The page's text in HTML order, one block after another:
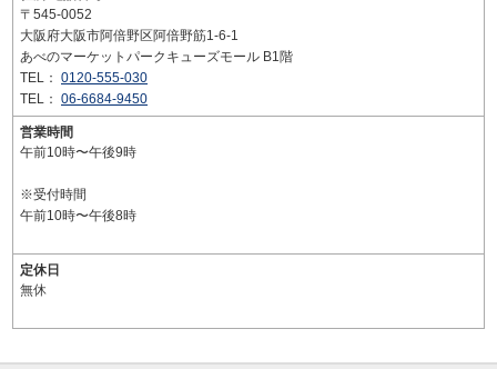
〒545-0052
大阪府大阪市阿倍野区阿倍野筋1-6-1
あべのマーケットパークキューズモール B1階
TEL： 0120-555-030
TEL： 06-6684-9450
営業時間
午前10時〜午後9時
※受付時間
午前10時〜午後8時
定休日
無休